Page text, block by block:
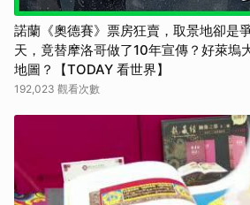
諾蘭《奧德賽》票房狂賣，取景地卻是
天，竟替摩洛哥做了10年宣傳？好萊塢
地圖？【TODAY 看世界】
192,023 觀看次數